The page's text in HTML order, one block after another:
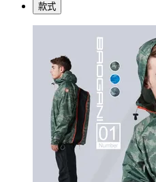
款式